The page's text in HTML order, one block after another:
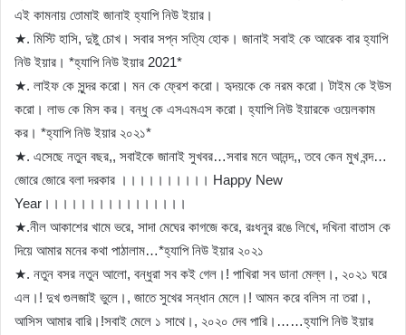
এই কামনায় তোমাই জানাই হ্যাপি নিউ ইয়ার।
★. মিস্টি হাসি, দুষ্টু চোখ। সবার সপ্ন সত্যি হোক। জানাই সবাই কে আরেক বার হ্যাপি
নিউ ইয়ার। *হ্যাপি নিউ ইয়ার 2021*
★. লাইফ কে সুন্দর করো। মন কে ফ্রেশ করো। হৃদয়কে কে নরম করো। টাইম কে ইউস
করো। লাভ কে মিস কর। বন্ধু কে এসএমএস করো। হ্যাপি নিউ ইয়ারকে ওয়েলকাম
কর। *হ্যাপি নিউ ইয়ার ২০২১*
★. এসেছে নতুন বছর,, সবাইকে জানাই সুখবর…সবার মনে আনন্দ,, তবে কেন মুখ বন্দ…
জোরে জোরে বলা দরকার ।।।।।।।।।। Happy New
Year।।।।।।।।।।।।।।।।
★.নীল আকাশের খামে ভরে, সাদা মেঘের কাগজে করে, রঃধনুর রঙে লিখে, দখিনা বাতাস কে
দিয়ে আমার মনের কথা পাঠালাম…*হ্যাপি নিউ ইয়ার ২০২১
★. নতুন বসর নতুন আলো, বন্ধুরা সব কই গেল।! পাখিরা সব ডানা মেল্ল।, ২০২১ ঘরে
এল।! দুখ গুলজাই ভুলে।, জাতে সুখের সন্ধান মেলে।! আমন করে বলিস না তরা।,
আসিস আমার বারি।!সবাই মেলে ১ সাথে।, ২০২০ দেব পারি।……হ্যাপি নিউ ইয়ার